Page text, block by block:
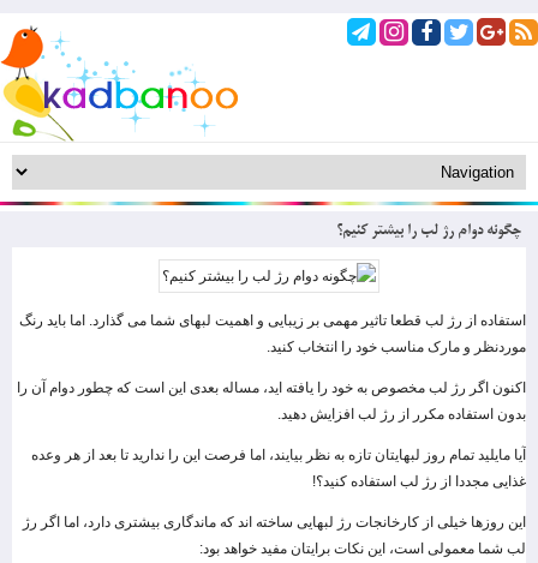
چگونه دوام رژ لب را بیشتر کنیم؟
استفاده از رژ لب قطعا تاثیر مهمی بر زیبایی و اهمیت لبهای شما می گذارد. اما باید رنگ
موردنظر و مارک مناسب خود را انتخاب کنید.
اکنون اگر رژ لب مخصوص به خود را یافته اید، مساله بعدی این است که چطور دوام آن را
بدون استفاده مکرر از رژ لب افزایش دهید.
آیا مایلید تمام روز لبهایتان تازه به نظر بیایند، اما فرصت این را ندارید تا بعد از هر وعده
غذایی مجددا از رژ لب استفاده کنید؟!
این روزها خیلی از کارخانجات رژ لبهایی ساخته اند که ماندگاری بیشتری دارد، اما اگر رژ
لب شما معمولی است، این نکات برایتان مفید خواهد بود: